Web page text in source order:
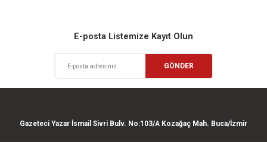
Ürün resmi kalitesiz, bozuk veya görüntülenemiyor.
Ürün açıklamasında eksik bilgiler bulunuyor.
Ürün bilgilerinde hatalar bulunuyor.
Ürün fiyatı diğer sitelerden daha pahalı.
Deneyimini Paylaş
E-posta Listemize Kayıt Olun
GÖNDER
Gazeteci Yazar İsmail Sivri Bulv. No:103/A Kozağaç Mah. Buca/İzmir